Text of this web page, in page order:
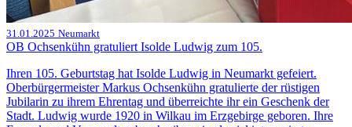
31.01.2025 Neumarkt
OB Ochsenkühn gratuliert Isolde Ludwig zum 105.
Ihren 105. Geburtstag hat Isolde Ludwig in Neumarkt gefeiert.
Oberbürgermeister Markus Ochsenkühn gratulierte der rüstigen
Jubilarin zu ihrem Ehrentag und überreichte ihr ein Geschenk der
Stadt. Ludwig wurde 1920 in Wilkau im Erzgebirge geboren. Ihre